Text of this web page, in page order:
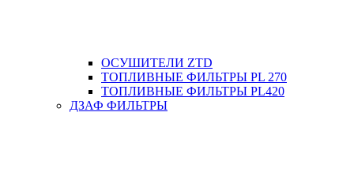
ОСУШИТЕЛИ ZTD
ТОПЛИВНЫЕ ФИЛЬТРЫ PL 270
ТОПЛИВНЫЕ ФИЛЬТРЫ PL420
ДЗАФ ФИЛЬТРЫ